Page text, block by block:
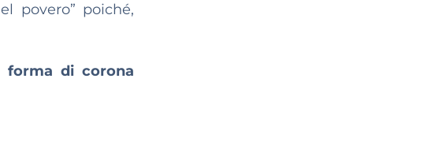
povero” poiché,
forma di corona